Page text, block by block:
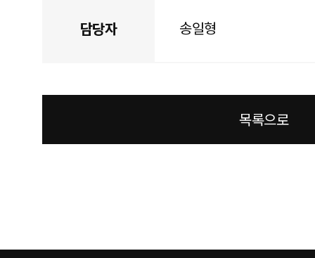
담당자 송일형
목록으로